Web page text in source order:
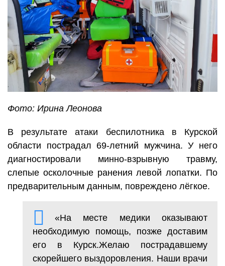
Фото: Ирина Леонова
В результате атаки беспилотника в Курской
области пострадал 69-летний мужчина. У него
диагностировали минно-взрывную травму,
слепые осколочные ранения левой лопатки. По
предварительным данным, повреждено лёгкое.
«На месте медики оказывают
необходимую помощь, позже доставим
его в Курск.Желаю пострадавшему
скорейшего выздоровления. Наши врачи